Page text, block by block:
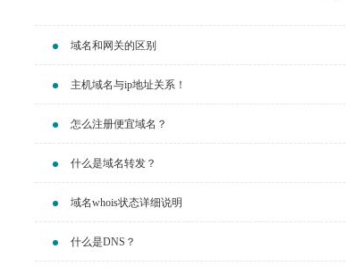
域名和网关的区别
主机域名与ip地址关系！
怎么注册便宜域名？
什么是域名转发？
域名whois状态详细说明
什么是DNS？